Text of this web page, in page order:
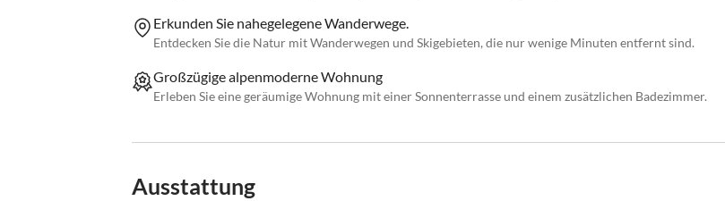
Erkunden Sie nahegelegene Wanderwege.
Entdecken Sie die Natur mit Wanderwegen und Skigebieten, die nur wenige Minuten entfernt sind.
Großzügige alpenmoderne Wohnung
Erleben Sie eine geräumige Wohnung mit einer Sonnenterrasse und einem zusätzlichen Badezimmer.
Ausstattung